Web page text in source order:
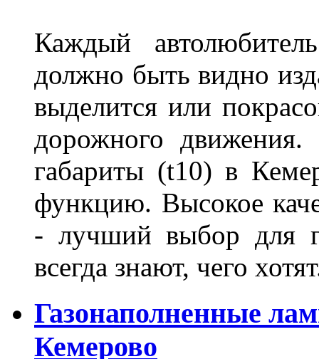
Каждый
должно быть видно
выделится или
дорожного
габариты (t10) в
функцию. Высокое
- лучший выбор для
всегда знают, чего
Газонаполненные
Кемерово